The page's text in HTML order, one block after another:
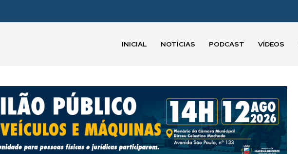
INICIAL NOTÍCIAS PODCAST VÍDEOS